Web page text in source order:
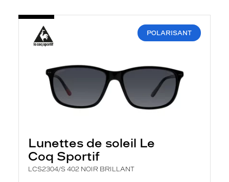
POLARISANT
Lunettes de soleil Le
Coq Sportif
LCS2304/S 402 NOIR BRILLANT